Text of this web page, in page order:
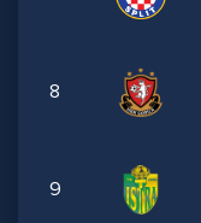
8
9